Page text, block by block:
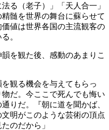
る（老子）」「天人合一」
髄を世界の舞台に蘇らせて
値は世界各国の主流観客の
。
を観た後、感動のあまりこ
観る機会を与えてもらっ
だ。今ここで死んでも悔い
りだ。『朝に道を聞かば、
明がこのような芸術の頂点
のだから」